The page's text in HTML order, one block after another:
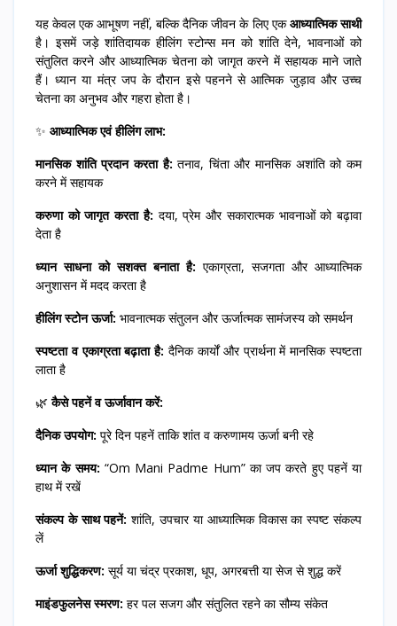
यह केवल एक आभूषण नहीं, बल्कि दैनिक जीवन के लिए एकआध्यात्मिक साथी
है। इसमें जड़े शांतिदायक हीलिंग स्टोन्स मन को शांति देने, भावनाओं को
संतुलित करने और आध्यात्मिक चेतना को जागृत करने में सहायक माने जाते
हैं। ध्यान या मंत्र जप के दौरान इसे पहनने से आत्मिक जुड़ाव और उच्च
चेतना का अनुभव और गहरा होता है।
✨ आध्यात्मिक एवं हीलिंग लाभ:
मानसिक शांति प्रदान करता है: तनाव, चिंता और मानसिक अशांति को कम
करने में सहायक
करुणा को जागृत करता है: दया, प्रेम और सकारात्मक भावनाओं को बढ़ावा
देता है
ध्यान साधना को सशक्त बनाता है: एकाग्रता, सजगता और आध्यात्मिक
अनुशासन में मदद करता है
हीलिंग स्टोन ऊर्जा: भावनात्मक संतुलन और ऊर्जात्मक सामंजस्य को समर्थन
स्पष्टता व एकाग्रता बढ़ाता है: दैनिक कार्यों और प्रार्थना में मानसिक स्पष्टता
लाता है
🌿कैसे पहनें व ऊर्जावान करें:
दैनिक उपयोग: पूरे दिन पहनें ताकि शांत व करुणामय ऊर्जा बनी रहे
ध्यान के समय: “Om Mani Padme Hum” का जप करते हुए पहनें या
हाथ में रखें
संकल्प के साथ पहनें: शांति, उपचार या आध्यात्मिक विकास का स्पष्ट संकल्प
लें
ऊर्जा शुद्धिकरण: सूर्य या चंद्र प्रकाश, धूप, अगरबत्ती या सेज से शुद्ध करें
माइंडफुलनेस स्मरण: हर पल सजग और संतुलित रहने का सौम्य संकेत